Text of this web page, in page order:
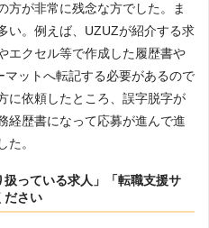
方が非常に残念な方でした。ま
い。例えば、UZUZが紹介する求
エクセル等で作成した履歴書や
ットへ転記する必要があるので
に依頼したところ、誤字脱字が
経歴書になって応募が進んで進
た。
っている求人」「転職支援サ
ださい